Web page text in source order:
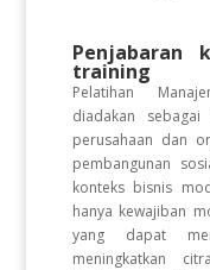
Penjabaran
training
Pelatihan
diadakan
perusahaan dan
pembangunan
konteks bisnis
hanya kewajiban
yang dapat
meningkatkan